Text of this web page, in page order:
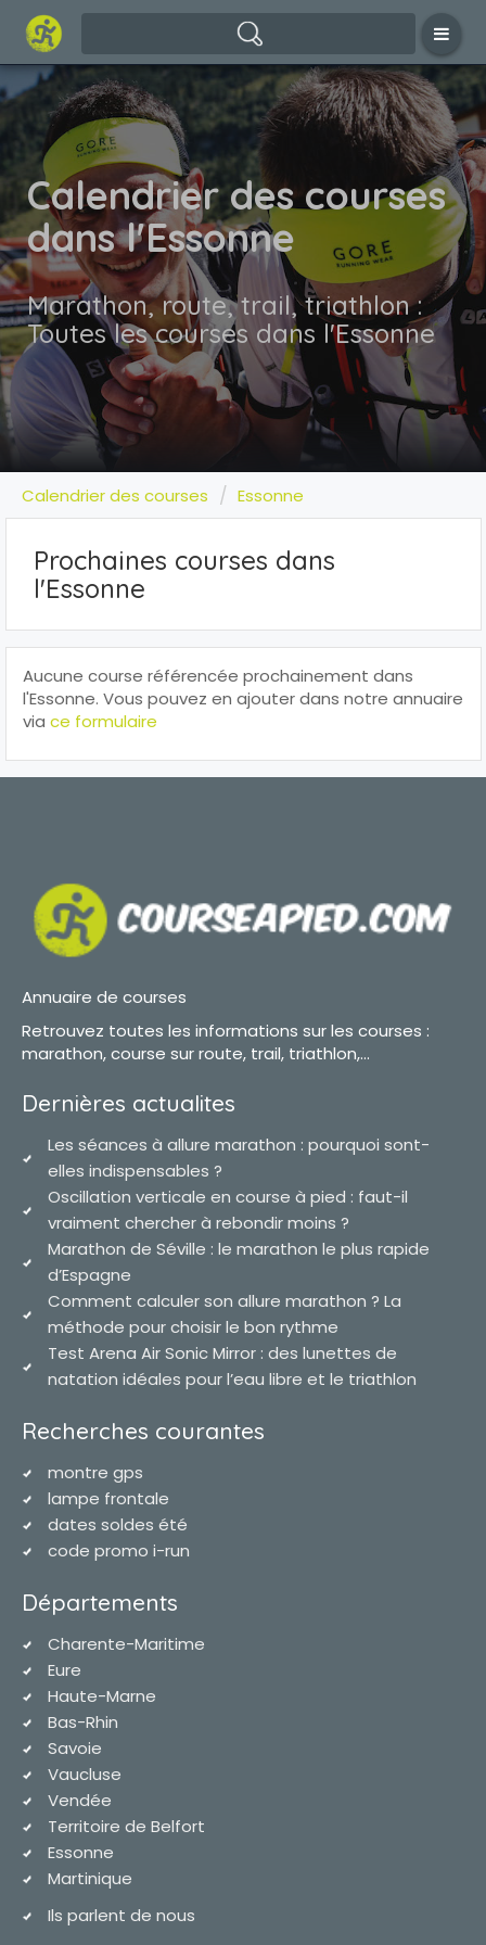
Calendrier des courses
dans l'Essonne
Marathon, route, trail, triathlon :
Toutes les courses dans l'Essonne
Calendrier des courses Essonne
Prochaines courses dans
l'Essonne
Aucune course référencée prochainement dans
l'Essonne. Vous pouvez en ajouter dans notre annuaire
via ce formulaire
Annuaire de courses
Retrouvez toutes les informations sur les courses :
marathon, course sur route, trail, triathlon,...
Dernières actualites
Les séances à allure marathon : pourquoi sont-
elles indispensables ?
Oscillation verticale en course à pied : faut-il
vraiment chercher à rebondir moins ?
Marathon de Séville : le marathon le plus rapide
d’Espagne
Comment calculer son allure marathon ? La
méthode pour choisir le bon rythme
Test Arena Air Sonic Mirror : des lunettes de
natation idéales pour l’eau libre et le triathlon
Recherches courantes
montre gps
lampe frontale
dates soldes été
code promo i-run
Départements
Charente-Maritime
Eure
Haute-Marne
Bas-Rhin
Savoie
Vaucluse
Vendée
Territoire de Belfort
Essonne
Martinique
Ils parlent de nous